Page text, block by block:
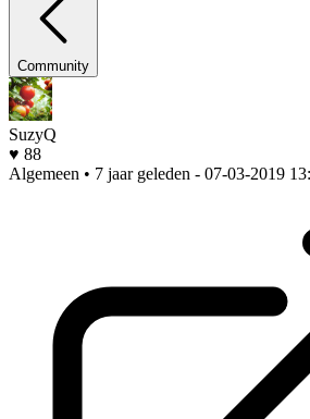
Community
SuzyQ
♥ 88
Algemeen • 7 jaar geleden - 07-03-2019